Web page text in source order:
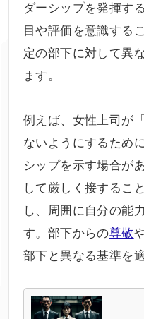
ダーシップを発揮す
目や評価を意識する
定の部下に対して異
ます。
例えば、女性上司が
ないようにするため
シップを示す場合が
して厳しく接するこ
し、周囲に自分の能
す。部下からの尊敬
部下と異なる基準を